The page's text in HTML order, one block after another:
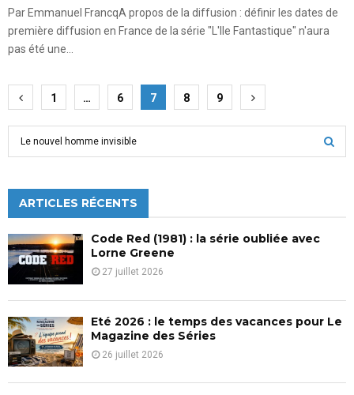
Par Emmanuel FrancqA propos de la diffusion : définir les dates de
première diffusion en France de la série "L'Ile Fantastique" n'aura
pas été une...
Pagination
des
publications
1 … 6 7 8 9
h
f
o
r
:
C
ARTICLES RÉCENTS
Code Red (1981) : la série oubliée avec
Lorne Greene
27 juillet 2026
Eté 2026 : le temps des vacances pour Le
Magazine des Séries
26 juillet 2026